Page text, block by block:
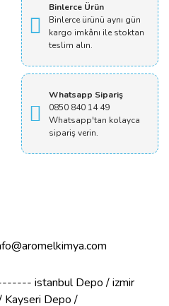
Binlerce Ürün
Binlerce ürünü aynı gün
kargo imkânı ile stoktan
teslim alın.
Whatsapp Sipariş
0850 840 14 49
Whatsapp'tan kolayca
sipariş verin.
istanbul Depo / izmir
Kayseri Depo /